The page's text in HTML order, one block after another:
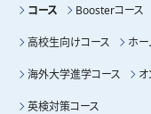
コース Boosterコース
高校生向けコース ホー
海外大学進学コース
英検対策コース